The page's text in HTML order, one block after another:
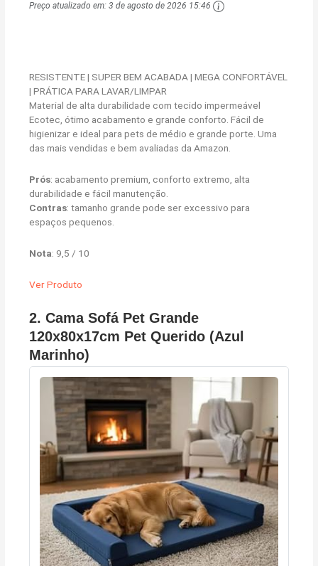
Preço atualizado em:3 de agosto de 2026 15:46
RESISTENTE | SUPER BEM ACABADA | MEGA CONFORTÁVEL
| PRÁTICA PARA LAVAR/LIMPAR
Material de alta durabilidade com tecido impermeável
Ecotec, ótimo acabamento e grande conforto. Fácil de
higienizar e ideal para pets de médio e grande porte. Uma
das mais vendidas e bem avaliadas da Amazon.
Prós: acabamento premium, conforto extremo, alta
durabilidade e fácil manutenção.
Contras: tamanho grande pode ser excessivo para
espaços pequenos.
Nota: 9,5 / 10
Ver Produto
2. Cama Sofá Pet Grande
120x80x17cm Pet Querido (Azul
Marinho)